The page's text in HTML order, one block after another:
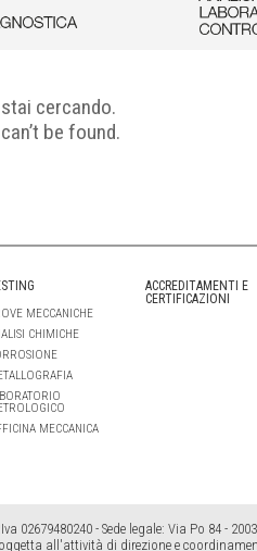
cercando.
be found.
MECCANICHE
CHIMICHE
MECCANICA
ACCREDITAMENTI E
CERTIFICAZIONI
02679480240 - Sede legale: Via Po 84 -
all'attività di direzione e